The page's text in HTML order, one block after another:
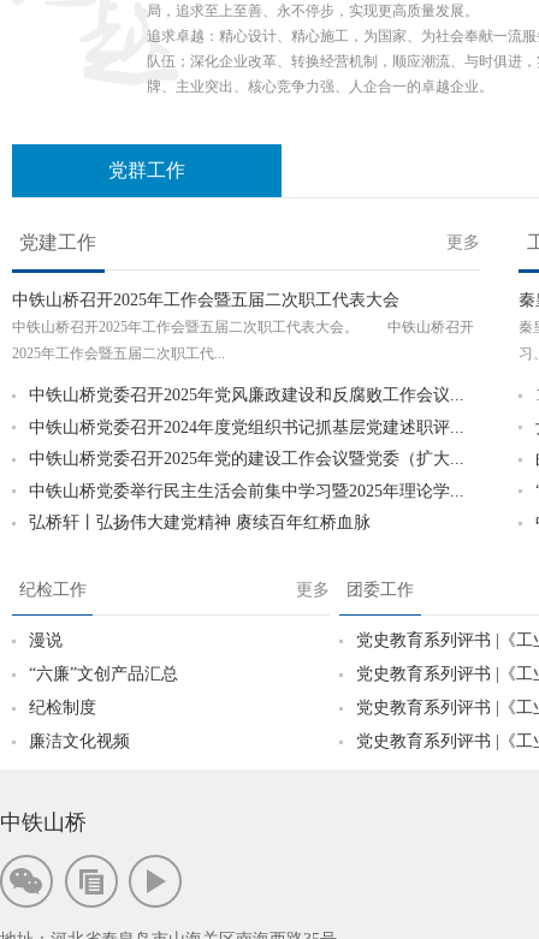
局，追求至上至善、永不停步，实现更高质量发展。
追求卓越：精心设计、精心施工，为国家、为社会奉献一流
队伍；深化企业改革、转换经营机制，顺应潮流、与时俱进
牌、主业突出、核心竞争力强、人企合一的卓越企业。
党群工作
党建工作 更多
中铁山桥召开2025年工作会暨五届二次职工代表大会
中铁山桥召开2025年工作会暨五届二次职工代表大会。 中铁山桥召开
2025年工作会暨五届二次职工代...
中铁山桥党委召开2025年党风廉政建设和反腐败工作会议...
中铁山桥党委召开2024年度党组织书记抓基层党建述职评...
中铁山桥党委召开2025年党的建设工作会议暨党委（扩大...
中铁山桥党委举行民主生活会前集中学习暨2025年理论学...
弘桥轩丨弘扬伟大建党精神 赓续百年红桥血脉
秦
秦
习
纪检工作 更多
漫说
“六廉”文创产品汇总
纪检制度
廉洁文化视频
团委工作
党史教育系列评书 |《工
党史教育系列评书 |《工
党史教育系列评书 |《工
党史教育系列评书 |《工
中铁山桥